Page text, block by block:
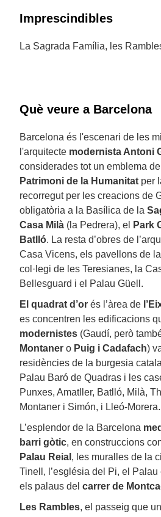
Imprescindibles
La Sagrada Família, les
Què veure a Barcelona
Barcelona és l'escenari de les
l'arquitecte modernista Antoni
considerades tot un emblema
Patrimoni de la Humanitat per
recorregut per les creacions de
obligatòria a la Basílica de la
Casa Milà (la Pedrera), el Park
Batlló. La resta d’obres de
Casa Vicens, els pavellons de
col·legi de les Teresianes, la
Bellesguard i el Palau Güell.
El quadrat d’or és l’àrea de
es concentren les edificacions
modernistes (Gaudí, però
Montaner o Puig i Cadafach)
residències de la burgesia
Palau Baró de Quadras i les
Punxes, Amatller, Batlló, Milà,
Montaner i Simón, i Lleó-Morera.
L’esplendor de la Barcelona
barri gòtic, en construccions
Palau Reial , les muralles de la
Tinell, l’església del Pi, el
els palaus del carrer de
Les Rambles, el passeig que